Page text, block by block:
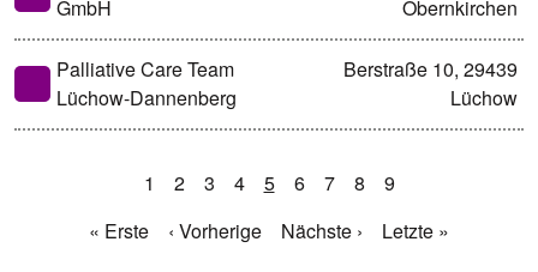
GmbH
Obernkirchen
Palliative Care Team
Lüchow-Dannenberg
Berstraße 10, 29439
Lüchow
1 2 3 4 5 6 7 8
9
« Erste
‹ Vorherige Nächste › Letzte »